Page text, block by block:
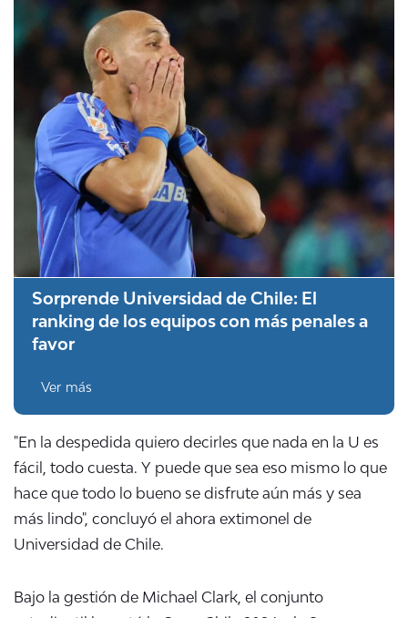
Sorprende Universidad de Chile: El
ranking de los equipos con más penales a
favor
Ver más
"En la despedida quiero decirles que nada en la U es
fácil, todo cuesta. Y puede que sea eso mismo lo que
hace que todo lo bueno se disfrute aún más y sea
más lindo", concluyó el ahora extimonel de
Universidad de Chile.
Bajo la gestión de Michael Clark, el conjunto